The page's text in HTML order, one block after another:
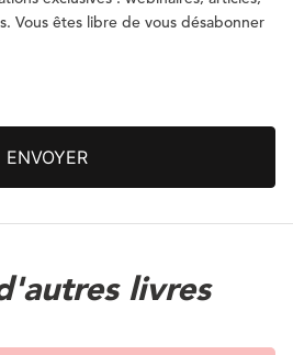
Vous êtes libre de vous désabonner
livres